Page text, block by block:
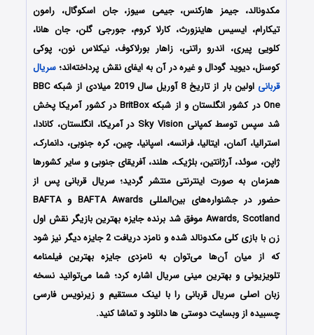
مکدونالد، جیمز هارکنس، جیمی سیوز، جان اسکوگال، رامون
تیکارام، ایسیس هاینزورث، کارلا کروم، جورجی گلن، جان هانا،
کلویی پیری، اندرو راتنی، زاهار بورلاکوف، نیکلاس نون، پوکی
کوسنل، دیوید گودال و غیره در آن به ایفای نقش پرداخته‌اند؛ سریال
قربانی
اولین بار از تاریخ 8 آوریل سال 2019 میلادی از شبکه BBC
One در کشور انگلستان و از شبکه BritBox در کشور آمریکا پخش
شد سپس توسط کمپانی Sky Vision در آمریکا، انگلستان، کانادا،
استرالیا، آلمان، ایتالیا، فرانسه، اسپانیا، چین، کره جنوبی، دانمارک،
ژاپن، سوئد، آرژانتین، بلژیک، هلند، آفریقای جنوبی و سایر کشورها
همزمان به صورت اینترنتی منتشر گردید؛ سریال قربانی پس از
حضور در جشنواره‌های بین‌المللی BAFTA Awards و BAFTA
Awards, Scotland موفق شد برنده جایزه بهترین بازیگر نقش اول
زن با بازی کلی مکدونالد شده و نامزد دریافت 2 جایزه دیگر نیز شود
که از میان آن‌ها می‌توان به نامزدی جایزه بهترین فیلمنامه
تلویزیونی و بهترین مینی سریال اشاره کرد؛ شما می‌توانید نسخه
زبان اصلی سریال قربانی را با لینک مستقیم و زیرنویس فارسی
چسبیده از وبسایت دوستی ها دانلود و تماشا کنید.